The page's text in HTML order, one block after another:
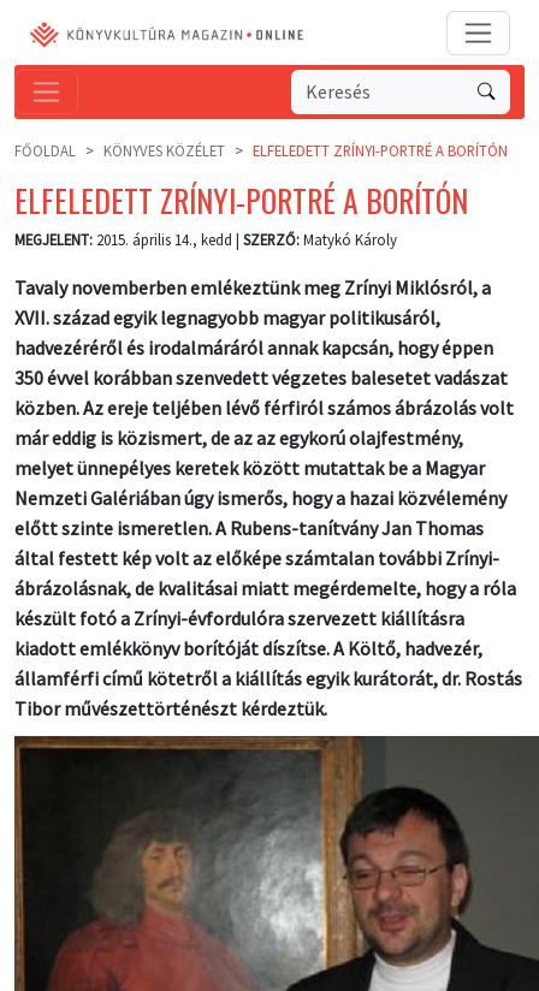
FŐOLDAL KÖNYVES KÖZÉLET ELFELEDETT ZRÍNYI-PORTRÉ A BORÍTÓN
ELFELEDETT ZRÍNYI-PORTRÉ A BORÍTÓN
MEGJELENT: 2015. április 14., kedd | SZERZŐ:Matykó Károly
Tavaly novemberben emlékeztünk meg Zrínyi Miklósról, a
XVII. század egyik legnagyobb magyar politikusáról,
hadvezéréről és irodalmáráról annak kapcsán, hogy éppen
350 évvel korábban szenvedett végzetes balesetet vadászat
közben. Az ereje teljében lévő férfiról számos ábrázolás volt
már eddig is közismert, de az az egykorú olajfestmény,
melyet ünnepélyes keretek között mutattak be a Magyar
Nemzeti Galériában úgy ismerős, hogy a hazai közvélemény
előtt szinte ismeretlen. A Rubens-tanítvány Jan Thomas
által festett kép volt az előképe számtalan további Zrínyi-
ábrázolásnak, de kvalitásai miatt megérdemelte, hogy a róla
készült fotó a Zrínyi-évfordulóra szervezett kiállításra
kiadott emlékkönyv borítóját díszítse. A Költő, hadvezér,
államférfi című kötetről a kiállítás egyik kurátorát, dr. Rostás
Tibor művészettörténészt kérdeztük.